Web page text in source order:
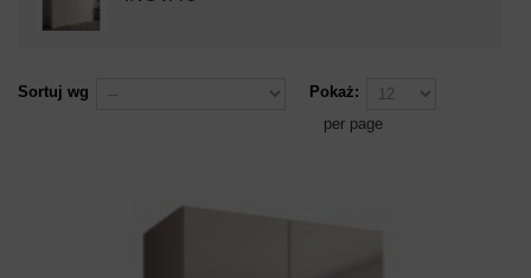
Sortuj wg
Pokaż:
per page